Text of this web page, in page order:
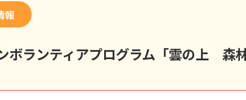
報
ボランティアプログラム「雲の上 森